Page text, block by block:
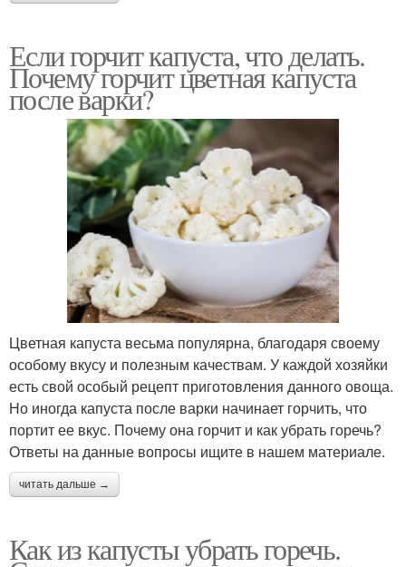
Если горчит капуста, что делать.
Почему горчит цветная капуста
после варки?
Цветная капуста весьма популярна, благодаря своему
особому вкусу и полезным качествам. У каждой хозяйки
есть свой особый рецепт приготовления данного овоща.
Но иногда капуста после варки начинает горчить, что
портит ее вкус. Почему она горчит и как убрать горечь?
Ответы на данные вопросы ищите в нашем материале.
читать дальше →
Как из капусты убрать горечь.